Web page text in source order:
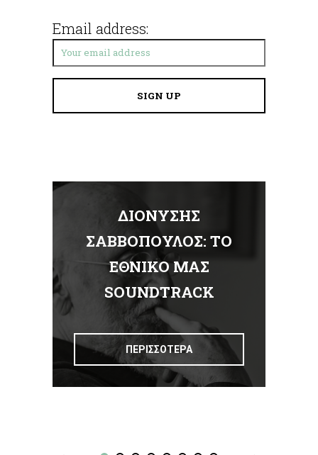
Email address:
ΔΙΟΝΥΣΗΣ
ΣΑΒΒΟΠΟΥΛΟΣ: ΤΟ
ΕΘΝΙΚΟ ΜΑΣ
SOUNDTRACK
ΠΕΡΙΣΣΟΤΕΡΑ